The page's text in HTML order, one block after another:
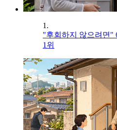
1.
"후회하지 않으려면"
1위